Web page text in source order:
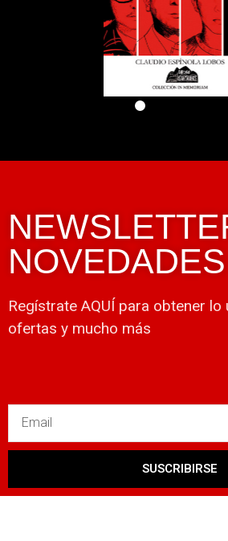
NOVEDADES
Regístrate AQUÍ para obtener lo
ofertas y mucho más
SUSCRIBIRSE